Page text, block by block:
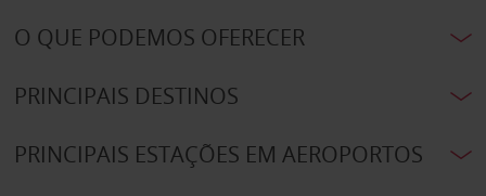
O QUE PODEMOS OFERECER
PRINCIPAIS DESTINOS
PRINCIPAIS ESTAÇÕES EM AEROPORTOS